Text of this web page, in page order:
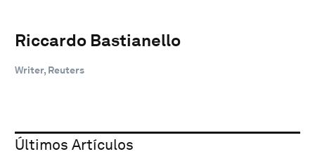
Riccardo Bastianello
Writer, Reuters
Últimos Artículos